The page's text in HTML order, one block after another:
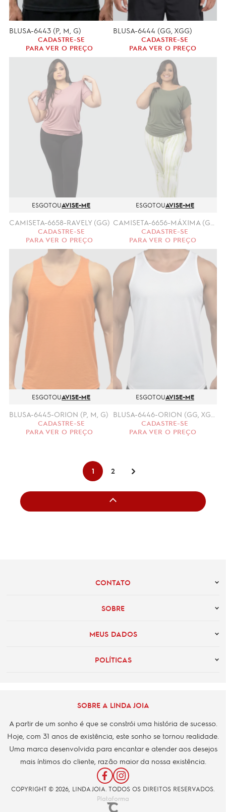
BLUSA-6443 (P, M, G)
CADASTRE-SE
PARA VER O PREÇO
BLUSA-6444 (GG, XGG)
CADASTRE-SE
PARA VER O PREÇO
ESGOTOUAVISE-ME
CAMISETA-6658-RAVELY (GG)
CADASTRE-SE
PARA VER O PREÇO
ESGOTOUAVISE-ME
CADASTRE-SE
PARA VER O PREÇO
ESGOTOUAVISE-ME
BLUSA-6445-ORION (P, M, G)
CADASTRE-SE
PARA VER O PREÇO
ESGOTOUAVISE-ME
CADASTRE-SE
PARA VER O PREÇO
1 2
CONTATO
SOBRE
MEUS DADOS
POLÍTICAS
SOBRE A LINDA JOIA
A partir de um sonho é que se constrói uma história de sucesso.
Hoje, com 31 anos de existência, este sonho se tornou realidade.
Uma marca desenvolvida para encantar e atender aos desejos
mais íntimos do cliente, razão maior da nossa existência.
COPYRIGHT © 2026, LINDA JOIA. TODOS OS DIREITOS RESERVADOS.
Plataforma